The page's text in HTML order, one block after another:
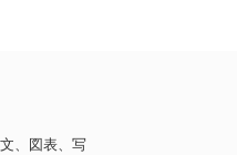
、図表、写